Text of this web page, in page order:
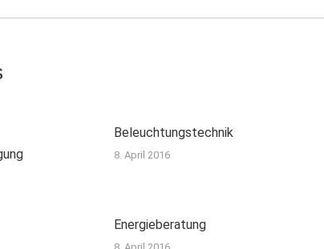
Beleuchtungstechnik
8. April 2016
Energieberatung